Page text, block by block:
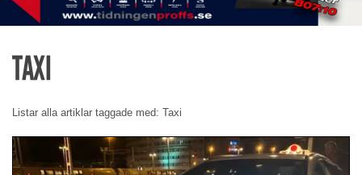
TAXI
Listar alla artiklar taggade med: Taxi